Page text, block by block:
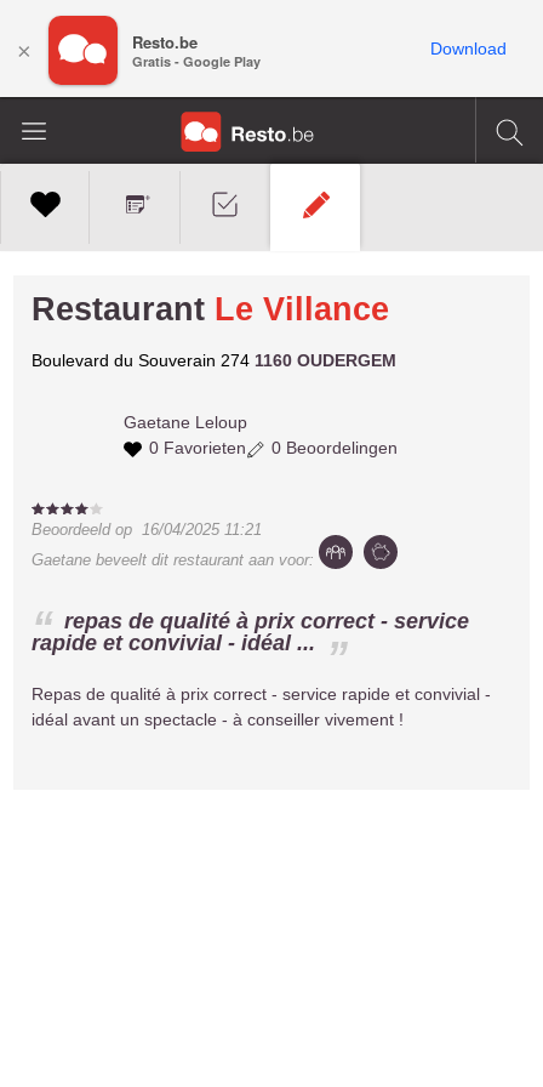
Restaurant Le Villance
Boulevard du Souverain 274 1160 OUDERGEM
Gaetane Leloup
0 Favorieten
0 Beoordelingen
Beoordeeld op16/04/2025 11:21
Gaetane beveelt dit restaurant aan voor:
repas de qualité à prix correct - service
rapide et convivial - idéal ...
Repas de qualité à prix correct - service rapide et convivial -
idéal avant un spectacle - à conseiller vivement !
× Resto.be
Gratis - Google Play
Download